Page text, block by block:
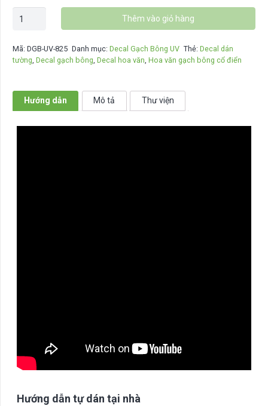
hoa
điển
DGB-
Thêm vào giỏ hàng
Mã: DGB-UV-825 Danh mục:Decal Gạch Bông UV Thẻ:Decal dán
tường, Decal gạch bông, Decal hoa văn, Hoa văn gạch bông cổ điển
Hướng dẫn Mô tả Thư viện
Hướng dẫn tự dán tại nhà